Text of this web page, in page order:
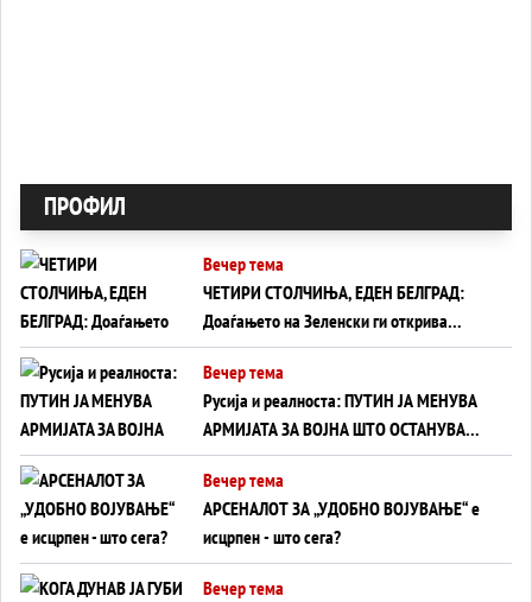
ПРОФИЛ
Вечер тема
ЧЕТИРИ СТОЛЧИЊА, ЕДЕН БЕЛГРАД:
Доаѓањето на Зеленски ги открива
тајните на политиката на балансирање
на Вучиќ
Вечер тема
Русија и реалноста: ПУТИН ЈА МЕНУВА
АРМИЈАТА ЗА ВОЈНА ШТО ОСТАНУВА
БЕЗ ФРОНТ
Вечер тема
АРСЕНАЛОТ ЗА „УДОБНО ВОЈУВАЊЕ“ е
исцрпен - што сега?
Вечер тема